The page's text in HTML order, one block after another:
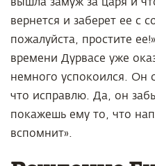
вернется и заберет ее с
пожалуйста, простите
времени Дурвасе уже
немного успокоился. Он
что исправлю. Да, он
покажешь ему то, что
вспомнит».